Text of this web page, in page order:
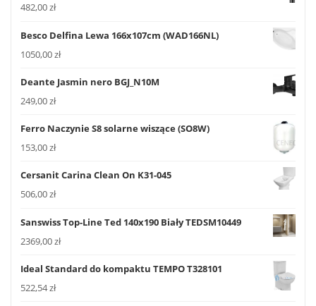
482,00zł
Besco Delfina Lewa 166x107cm (WAD166NL)
1050,00zł
Deante Jasmin nero BGJ_N10M
249,00zł
Ferro Naczynie S8 solarne wiszące (SO8W)
153,00zł
Cersanit Carina Clean On K31-045
506,00zł
Sanswiss Top-Line Ted 140x190 Biały TEDSM10449
2369,00zł
Ideal Standard do kompaktu TEMPO T328101
522,54zł